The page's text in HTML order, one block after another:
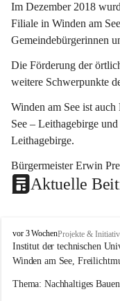
Im Dezember 2018
Filiale in Winden am
Gemeindebürgerinnen
Die Förderung der
weitere Schwerpunkte
Winden am See ist
See – Leithagebirge
Leithagebirge.
Bürgermeister Erwin
Aktuelle
W
i
n
e
vor 3 WochenProjekte &
Institut der technischen
Winden am See,
Thema: Nachhaltiges